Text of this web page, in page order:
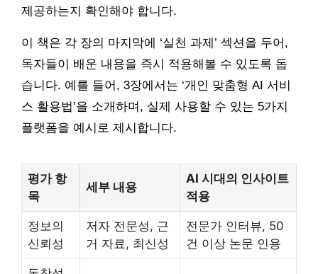
제공하는지 확인해야 합니다.
이 책은 각 장의 마지막에 ‘실천 과제’ 섹션을 두어,
독자들이 배운 내용을 즉시 적용해볼 수 있도록 돕
습니다. 예를 들어, 3장에서는 ‘개인 맞춤형 AI 서비
스 활용법’을 소개하며, 실제 사용할 수 있는 5가지
플랫폼을 예시로 제시합니다.
평가 항
목
세부 내용
AI 시대의 인사이트
적용
정보의
신뢰성
저자 전문성, 근
거 자료, 최신성
전문가 인터뷰, 50
건 이상 논문 인용